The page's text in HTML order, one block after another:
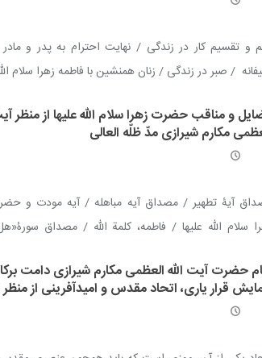
و تقسیم کار در زندگی / نهایت احترام به پدر و
/ صبر در زندگی / زنان همنشین با فاطمه زهرا سلام
و مناقب حضرت زهرا سلام الله علیها از منظر
مکارم شیرازی مدّ ظلّه العالی
آیۀ تطهیر / مصداق آیه مباهله / آیه مودت و
سلام الله علیها / فاطمه، کلمة ‌الله / مصداق
الله علیه وآله وسلّم / محبوب ترین نزد پیامبر صلّی الله
/ سرور زنان عالم / بتول / محور خشم و خشنودى
حضرت آیت الله العظمی مکارم شیرازی دامت
قرار یاری، اتحاد مقدس و امیدآفرینی از
فاطمی